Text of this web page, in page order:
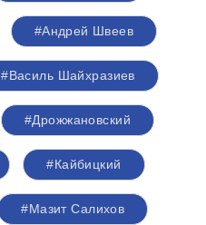
#Андрей Швеев
#Василь Шайхразиев
#Дрожжановский
#Кайбицкий
#Мазит Салихов